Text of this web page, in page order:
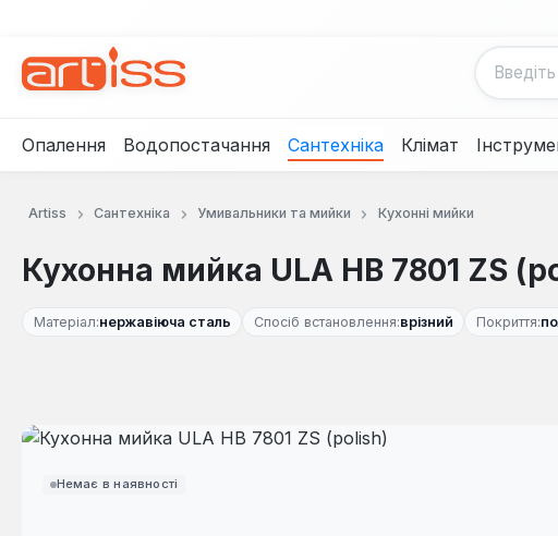
Опалення Водопостачання Сантехніка Клімат
Artiss Сантехніка Умивальники та мийки Кухонні мийки
Кухонна мийка ULA HB 7801 ZS
Матеріал:нержавіюча сталь Спосіб встановлення:врізний Покриття:
Немає в наявності
Пропустити галерею зображень